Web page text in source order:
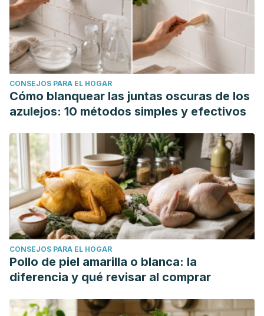
CONSEJOS PARA EL HOGAR
Cómo blanquear las juntas oscuras de los
azulejos: 10 métodos simples y efectivos
CONSEJOS PARA EL HOGAR
Pollo de piel amarilla o blanca: la
diferencia y qué revisar al comprar